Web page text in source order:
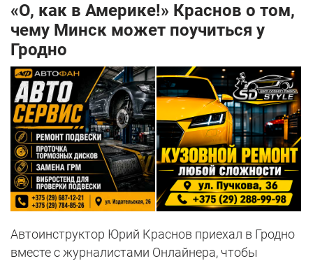
«О, как в Америке!» Краснов о том,
чему Минск может поучиться у
Гродно
Автоинструктор Юрий Краснов приехал в Гродно
вместе с журналистами Онлайнера, чтобы